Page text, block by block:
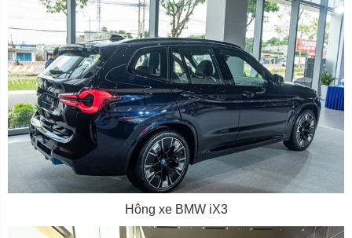
Hông xe BMW iX3